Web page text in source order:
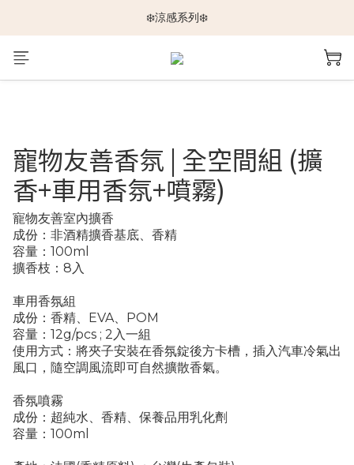
🆕新品上架🆕
❄️涼感系列❄️
🐕🐈推車挑選指南🐇🐤
寵物友善香氛 | 全空間組 (擴
香+車用香氛+噴霧)
寵物友善室內擴香
成份：非酒精擴香基底、香精
容量：100ml
擴香枝：8入
車用香氛組
成份：香精、EVA、POM
容量：12g/pcs ; 2入一組
使用方式：將夾子安裝在香氛錠後方卡槽，插入汽車冷氣出
風口，隨空調風流即可自然擴散香氣。
香氛噴霧
成份：超純水、香精、保養品用乳化劑
容量：100ml